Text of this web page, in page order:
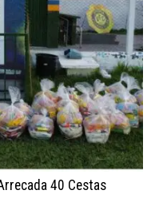
40 Cestas